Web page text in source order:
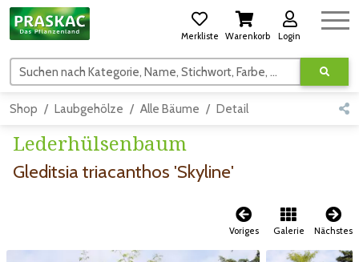
Merkliste Warenkorb Login
Suchen nach Kategorie, Name, Stichwort, Farbe, usw.
Shop Laubgehölze Alle Bäume Detail
Lederhülsenbaum
Gleditsia triacanthos 'Skyline'
Voriges Galerie Nächstes